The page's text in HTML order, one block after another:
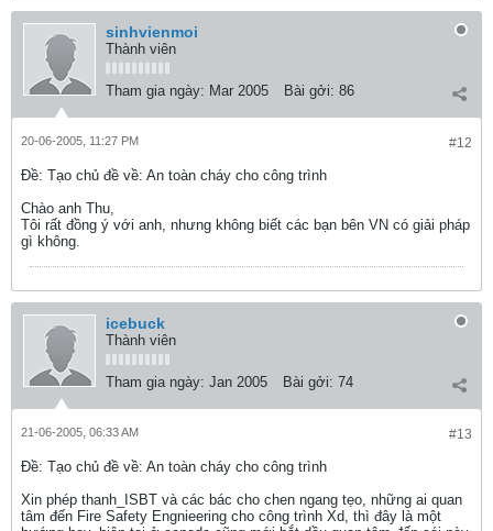
sinhvienmoi
Thành viên
Tham gia ngày: Mar 2005 Bài gởi: 86
#12
20-06-2005, 11:27 PM
Ðề: Tạo chủ đề về: An toàn cháy cho công trình
Chào anh Thu,
Tôi rất đồng ý với anh, nhưng không biết các bạn bên VN có giải pháp
gì không.
icebuck
Thành viên
Tham gia ngày: Jan 2005 Bài gởi: 74
#13
21-06-2005, 06:33 AM
Ðề: Tạo chủ đề về: An toàn cháy cho công trình
Xin phép thanh_ISBT và các bác cho chen ngang tẹo, những ai quan
tâm đến Fire Safety Engnieering cho công trình Xd, thì đây là một